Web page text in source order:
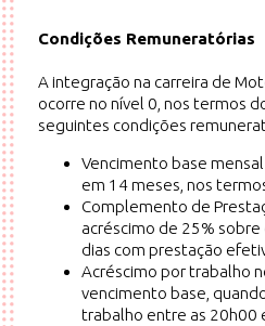
Condições Remuneratórias
A integração na carreira de
ocorre no nível 0, nos termos
seguintes condições
Vencimento base
em 14 meses, nos
Complemento de
acréscimo de 25%
dias com prestação
Acréscimo por trabalho
vencimento base,
trabalho entre as 20h00